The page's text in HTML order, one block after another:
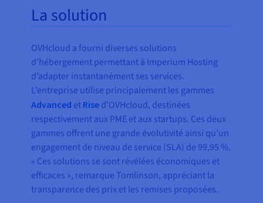
La solution
OVHcloud a fourni diverses solutions
d’hébergement permettant à Imperium Hosting
d’adapter instantanément ses services.
L’entreprise utilise principalement les gammes
Advanced et Rise d’OVHcloud, destinées
respectivement aux PME et aux startups. Ces deux
gammes offrent une grande évolutivité ainsi qu’un
engagement de niveau de service (SLA) de 99,95 %.
« Ces solutions se sont révélées économiques et
efficaces », remarque Tomlinson, appréciant la
transparence des prix et les remises proposées.